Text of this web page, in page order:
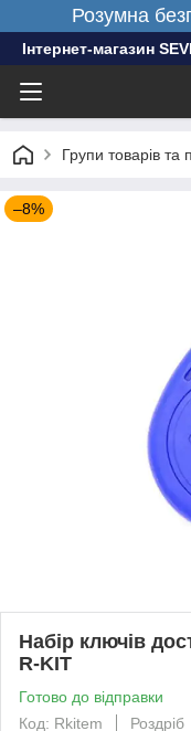
Розумна
Інтернет-магазин
Групи товарів та
–8%
Набір ключів
R-KIT
Готово до відправки
Код: Rkitem
Роздріб